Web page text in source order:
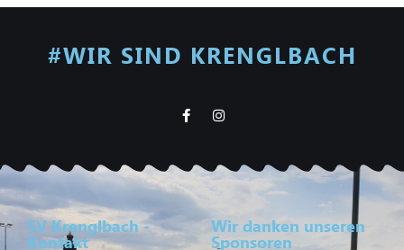
#WIR SIND KRENGLBACH
SV Krenglbach -
Kontakt
Wir danken unseren
Sponsoren